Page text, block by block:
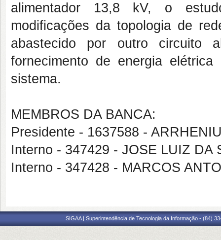
alimentador 13,8 kV, o
modificações da topologia de
abastecido por outro circuito
fornecimento de energia
sistema.
MEMBROS DA BANCA:
Presidente - 1637588 -
Interno - 347429 - JOSE LUIZ DA
Interno - 347428 - MARCOS
SIGAA | Superintendência de Tecnologia da Informação - (84)